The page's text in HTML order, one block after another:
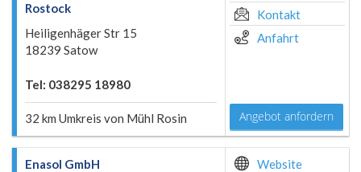
Rostock
Heiligenhäger Str 15
18239 Satow
Tel: 038295 18980
32 km Umkreis von Mühl Rosin
Kontakt
Anfahrt
Angebot anfordern
Enasol GmbH
Website